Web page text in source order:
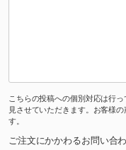
こちらの投稿への個別対応は行
見させていただきます。お客様
す。
ご注文にかかわるお問い合